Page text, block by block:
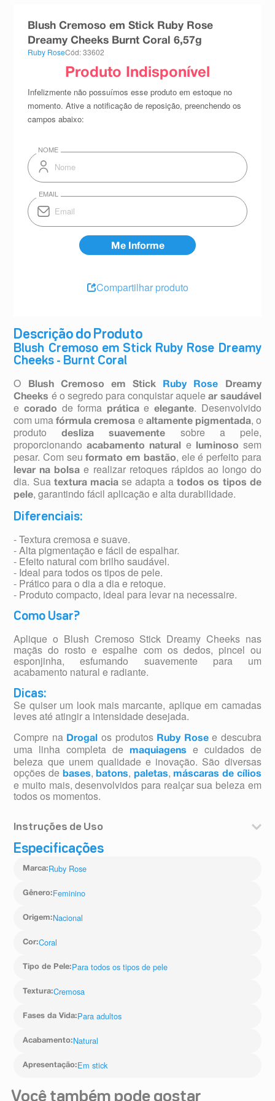
Descrição do Produto
Blush Cremoso em Stick Ruby Rose Dreamy
Cheeks - Burnt Coral
O Blush Cremoso em Stick Ruby Rose Dreamy
Cheeks é o segredo para conquistar aquelear saudável
e corado de forma práticaeelegante. Desenvolvido
com umafórmula cremosa e altamente pigmentada, o
produtodesliza suavemente
sobre a pele,
proporcionandoacabamento natural e luminoso sem
pesar. Com seuformato em bastão, ele é perfeito para
levar na bolsa e realizar retoques rápidos ao longo do
dia. Sua textura maciase adapta atodos os tipos de
pele, garantindo fácil aplicação e alta durabilidade.
Diferenciais:
- Textura cremosa e suave.
- Alta pigmentação e fácil de espalhar.
- Efeito natural com brilho saudável.
- Ideal para todos os tipos de pele.
- Prático para o dia a dia e retoque.
- Produto compacto, ideal para levar na necessaire.
Como Usar?
Aplique o Blush Cremoso Stick Dreamy Cheeks nas
maçãs do rosto e espalhe com os dedos, pincel ou
esponjinha, esfumando suavemente para um
acabamento natural e radiante.
Dicas:
Se quiser um look mais marcante, aplique em camadas
leves até atingir a intensidade desejada.
Compre na Drogal os produtos Ruby Rosee descubra
uma linha completa de
maquiagens
e cuidados de
beleza que unem qualidade e inovação. São diversas
opções de bases,batons, paletas, máscaras de cílios
e muito mais, desenvolvidos para realçar sua beleza em
todos os momentos.
Instruções de Uso
Aplique o Blush Cremoso Stick Dreamy Cheeks nas
maçãs do rosto e espalhe com os dedos, pincel ou
esponjinha, esfumando suavemente para um
Especificações
Marca:Ruby Rose
Gênero:Feminino
Origem:Nacional
Cor:Coral
Tipo de Pele:Para todos os tipos de pele
Textura:Cremosa
Fases da Vida:Para adultos
Acabamento:Natural
Apresentação:Em stick
Blush Cremoso em Stick Ruby Rose
Dreamy Cheeks Burnt Coral 6,57g
Ruby RoseCód: 33602
Compartilhar produto
Você também pode gostar
esmalte
ºabsorvente